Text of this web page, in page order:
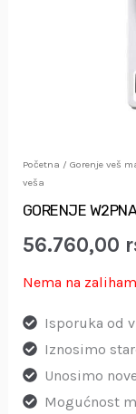
Početna / Gorenje veš
veša
GORENJE
56.760,00
Nema na
Isporuka od
Iznosimo
Unosimo
Mogućnost